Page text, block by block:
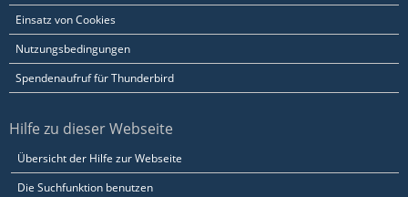
Einsatz von Cookies
Nutzungsbedingungen
Spendenaufruf für Thunderbird
Hilfe zu dieser Webseite
Übersicht der Hilfe zur Webseite
Die Suchfunktion benutzen